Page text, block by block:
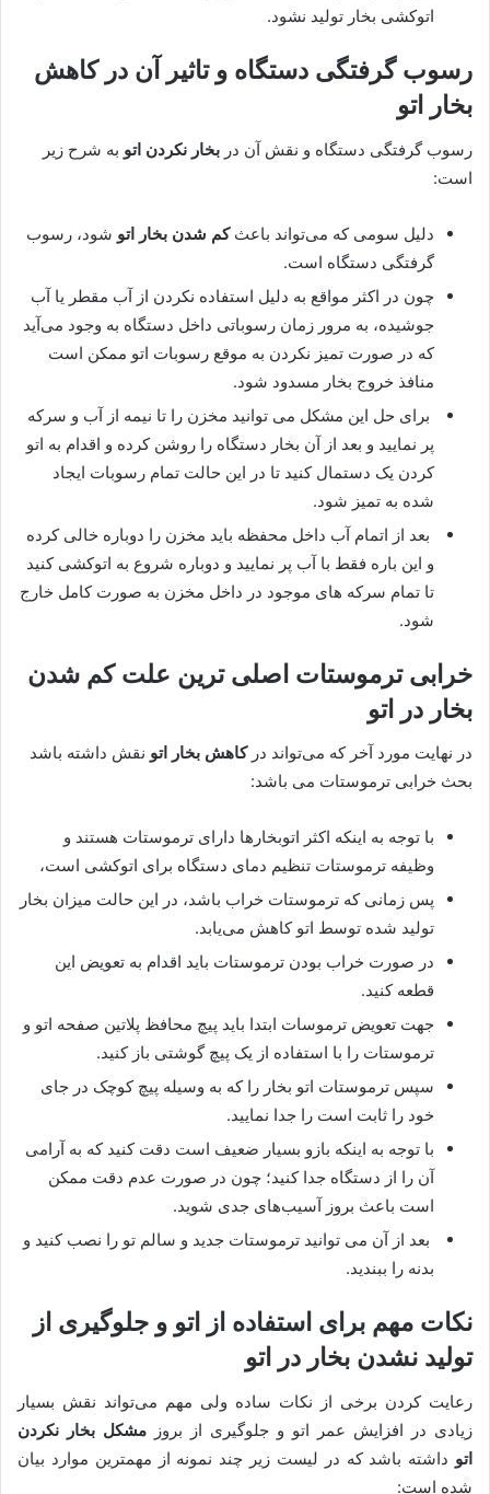
اتوکشی بخار تولید نشود.
رسوب گرفتگی دستگاه و تاثیر آن در کاهش
بخار اتو
رسوب گرفتگی دستگاه و نقش آن در بخار نکردن اتو به شرح زیر
است:
دلیل سومی که می‌تواند باعثکم شدن بخار اتو شود، رسوب
گرفتگی دستگاه است.
چون در اکثر مواقع به دلیل استفاده نکردن از آب مقطر یا آب
جوشیده، به مرور زمان رسوباتی داخل دستگاه به وجود می‌آید
که در صورت تمیز نکردن به موقع رسوبات اتو ممکن است
منافذ خروج بخار مسدود شود.
برای حل این مشکل می توانید مخزن را تا نیمه از آب و سرکه
پر نمایید و بعد از آن بخار دستگاه را روشن کرده و اقدام به اتو
کردن یک دستمال کنید تا در این حالت تمام رسوبات ایجاد
شده به تمیز شود.
بعد از اتمام آب داخل محفظه باید مخزن را دوباره خالی کرده
و این باره فقط با آب پر نمایید و دوباره شروع به اتوکشی کنید
تا تمام سرکه های موجود در داخل مخزن به صورت کامل خارج
شود.
خرابی ترموستات اصلی ترین علت کم شدن
بخار در اتو
در نهایت مورد آخر که می‌تواند درکاهش بخار اتو نقش داشته باشد
بحث خرابی ترموستات می باشد:
با توجه به اینکه اکثر اتوبخارها دارای ترموستات هستند و
وظیفه ترموستات تنظیم دمای دستگاه برای اتوکشی است،
پس زمانی که ترموستات خراب باشد، در این حالت میزان بخار
تولید شده توسط اتو کاهش می‌یابد.
در صورت خراب بودن ترموستات باید اقدام به تعویض این
قطعه کنید.
جهت تعویض ترموسات ابتدا باید پیچ محافظ پلاتین صفحه اتو و
ترموستات را با استفاده از یک پیچ گوشتی باز کنید.
سپس ترموستات اتو بخار را که به وسیله پیچ کوچک در جای
خود را ثابت است را جدا نمایید.
با توجه به اینکه بازو بسیار ضعیف است دقت کنید که به آرامی
آن را از دستگاه جدا کنید؛ چون در صورت عدم دقت ممکن
است باعث بروز آسیب‌های جدی شوید.
بعد از آن می توانید ترموستات جدید و سالم تو را نصب کنید و
بدنه را ببندید.
نکات مهم برای استفاده از اتو و جلوگیری از
تولید نشدن بخار در اتو
رعایت کردن برخی از نکات ساده ولی مهم می‌تواند نقش بسیار
زیادی در افزایش عمر اتو و جلوگیری از بروز مشکل بخار نکردن
اتو داشته باشد که در لیست زیر چند نمونه از مهمترین موارد بیان
شده است: